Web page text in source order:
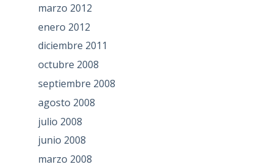
marzo 2012
enero 2012
diciembre 2011
octubre 2008
septiembre 2008
agosto 2008
julio 2008
junio 2008
marzo 2008